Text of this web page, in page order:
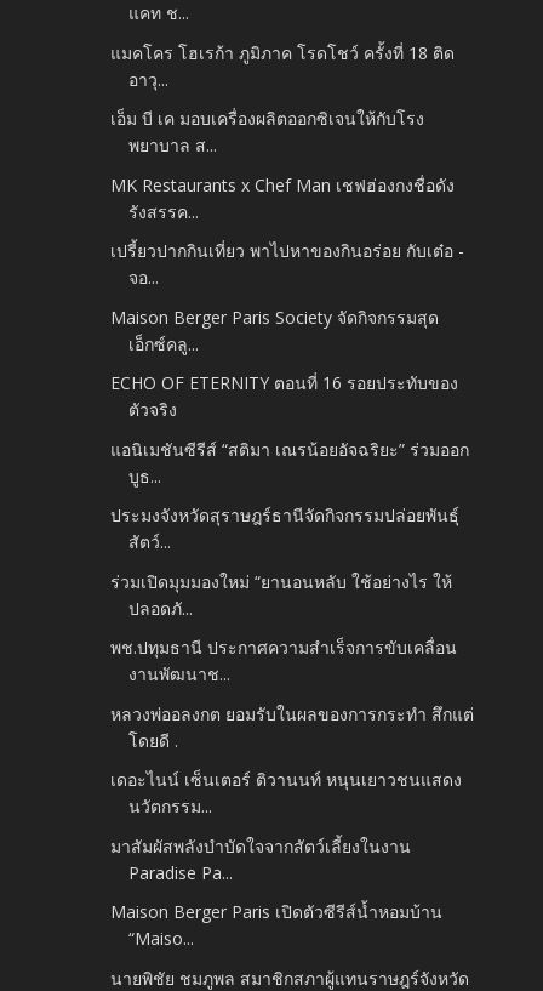
แคท ช...
แมคโคร โฮเรก้า ภูมิภาค โรดโชว์ ครั้งที่ 18 ติด
อาวุ...
เอ็ม บี เค มอบเครื่องผลิตออกซิเจนให้กับโรง
พยาบาล ส...
MK Restaurants x Chef Man เชฟฮ่องกงชื่อดัง
รังสรรค...
เปรี้ยวปากกินเที่ยว พาไปหาของกินอร่อย กับเต๋อ -
จอ...
Maison Berger Paris Society จัดกิจกรรมสุด
เอ็กซ์คลู...
ECHO OF ETERNITY ตอนที่ 16 รอยประทับของ
ตัวจริง
แอนิเมชันซีรีส์ “สติมา เณรน้อยอัจฉริยะ” ร่วมออก
บูธ...
ประมงจังหวัดสุราษฎร์ธานีจัดกิจกรรมปล่อยพันธุ์
สัตว์...
ร่วมเปิดมุมมองใหม่ “ยานอนหลับ ใช้อย่างไร ให้
ปลอดภั...
พช.ปทุมธานี ประกาศความสำเร็จการขับเคลื่อน
งานพัฒนาช...
หลวงพ่ออลงกต ยอมรับในผลของการกระทำ สึกแต่
โดยดี .
เดอะไนน์ เซ็นเตอร์ ติวานนท์ หนุนเยาวชนแสดง
นวัตกรรม...
มาสัมผัสพลังบำบัดใจจากสัตว์เลี้ยงในงาน
Paradise Pa...
Maison Berger Paris เปิดตัวซีรีส์น้ำหอมบ้าน
“Maiso...
นายพิชัย ชมภูพล สมาชิกสภาผู้แทนราษฎร์จังหวัด